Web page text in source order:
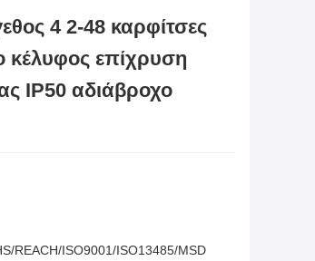
4 2-48 καρφίτσες
κέλυφος επίχρυση
IP50 αδιάβροχο
REACH/ISO9001/ISO13485/MSD